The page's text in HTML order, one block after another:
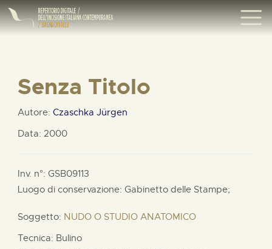
Senza Titolo
Autore: Czaschka Jürgen
Data: 2000
Inv. n°: GSB09113
Luogo di conservazione: Gabinetto delle Stampe;
Soggetto: NUDO O STUDIO ANATOMICO
Tecnica: Bulino